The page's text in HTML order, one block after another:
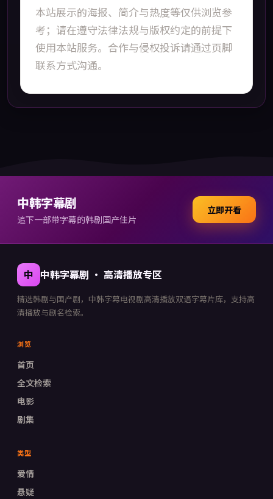
本站展示的海报、简介与热度等仅供浏览参
考；请在遵守法律法规与版权约定的前提下
使用本站服务。合作与侵权投诉请通过页脚
联系方式沟通。
中韩字幕剧
追下一部带字幕的韩剧国产佳片
立即开看
中 中韩字幕剧 · 高清播放专区
精选韩剧与国产剧， 中韩字幕电视剧高清播放双语字幕片库，支持高
清播放与剧名检索。
浏览
首页
全文检索
电影
剧集
类型
爱情
悬疑